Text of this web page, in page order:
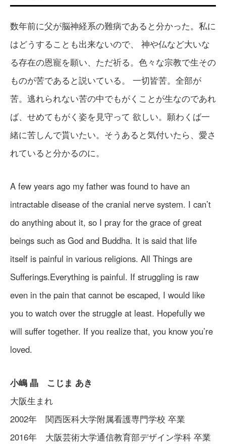
数年前に父が脳神経系の難病であると分かった。私に
はどうすることも出来ないので、 神や仏など大いな
る存在の恩寵を願い、ただ祈る。色々な宗教で生その
ものが苦であると説いている。 一切皆苦。全部が
苦。逃れられない苦の中でもがくことが生なのであれ
ば、せめてもがく姿を見守って 欲しい。願わくば一
緒に苦しんで貰いたい。そうあると気付いたら、愛さ
れていると分かるのに。
A few years ago my father was found to have an
intractable disease of the cranial nerve system. I can’t
do anything about it, so I pray for the grace of great
beings such as God and Buddha. It is said that life
itself is painful in various religions. All Things are
Sufferings.Everything is painful. If struggling is raw
even in the pain that cannot be escaped, I would like
you to watch over the struggle at least. Hopefully we
will suffer together. If you realize that, you know you’re
loved.
小嶋 晶 こじま あき
大阪生まれ
2002年 関西医科大学附属看護専門学校 卒業
2016年 大阪芸術大学通信教育部デザイン学科 卒業